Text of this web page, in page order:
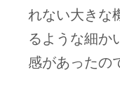
れない大きな
るような細か
感があったの